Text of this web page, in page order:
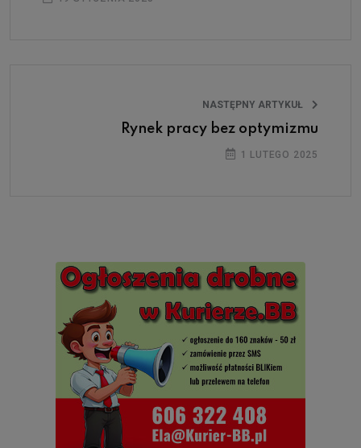
NASTĘPNY ARTYKUŁ
Rynek pracy bez optymizmu
1 LUTEGO 2025